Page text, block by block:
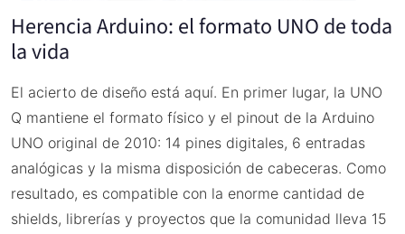
Herencia Arduino: el formato UNO de toda
la vida
El acierto de diseño está aquí. En primer lugar, la UNO
Q mantiene el formato físico y el pinout de la Arduino
UNO original de 2010: 14 pines digitales, 6 entradas
analógicas y la misma disposición de cabeceras. Como
resultado, es compatible con la enorme cantidad de
shields, librerías y proyectos que la comunidad lleva 15